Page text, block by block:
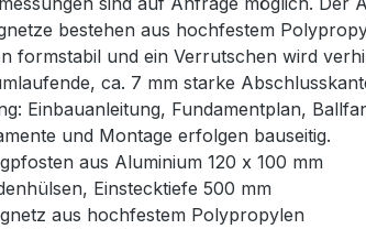
bestehen aus hochfestem
formstabil und ein Verrutschen wird
ca. 7 mm starke
Einbauanleitung, Fundamentplan,
und Montage erfolgen bauseitig.
aus Aluminium 120 x 100 mm
Einstecktiefe 500 mm
aus hochfestem Polypropylen